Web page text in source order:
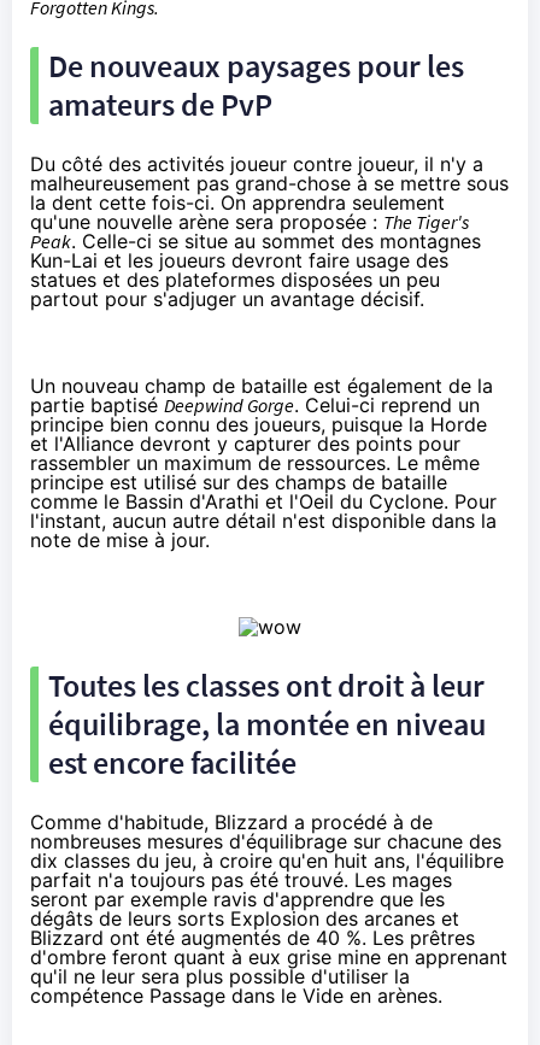
Forgotten Kings.
De nouveaux paysages pour les
amateurs de PvP
Du côté des activités joueur contre joueur, il n'y a
malheureusement pas grand-chose à se mettre sous
la dent cette fois-ci. On apprendra seulement
qu'une nouvelle arène sera proposée : The Tiger's
Peak. Celle-ci se situe au sommet des montagnes
Kun-Lai et les joueurs devront faire usage des
statues et des plateformes disposées un peu
partout pour s'adjuger un avantage décisif.
Un nouveau champ de bataille est également de la
partie baptisé Deepwind Gorge. Celui-ci reprend un
principe bien connu des joueurs, puisque la Horde
et l'Alliance devront y capturer des points pour
rassembler un maximum de ressources. Le même
principe est utilisé sur des champs de bataille
comme le Bassin d'Arathi et l'Oeil du Cyclone. Pour
l'instant, aucun autre détail n'est disponible dans la
note de mise à jour.
Toutes les classes ont droit à leur
équilibrage, la montée en niveau
est encore facilitée
Comme d'habitude, Blizzard a procédé à de
nombreuses mesures d'équilibrage sur chacune des
dix classes du jeu, à croire qu'en huit ans, l'équilibre
parfait n'a toujours pas été trouvé. Les mages
seront par exemple ravis d'apprendre que les
dégâts de leurs sorts Explosion des arcanes et
Blizzard ont été augmentés de 40 %. Les prêtres
d'ombre feront quant à eux grise mine en apprenant
qu'il ne leur sera plus possible d'utiliser la
compétence Passage dans le Vide en arènes.